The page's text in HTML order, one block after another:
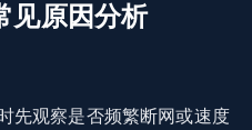
见原因分析
先观察是否频繁断网或速度